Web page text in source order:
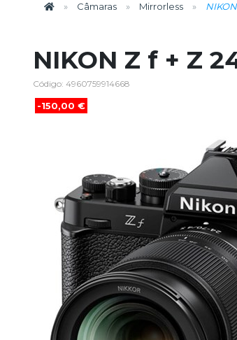
Câmaras Mirrorless
NIKON Z f + Z
Código: 4960759914668
-150,00 €